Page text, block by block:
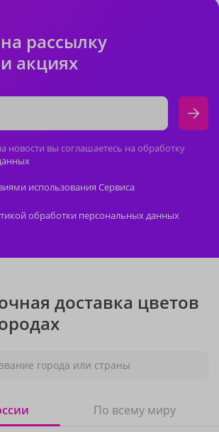
рассылку
акциях
новости вы соглашаетесь на обработку
использования Сервиса
обработки персональных данных
доставка цветов
города или страны
По всему миру